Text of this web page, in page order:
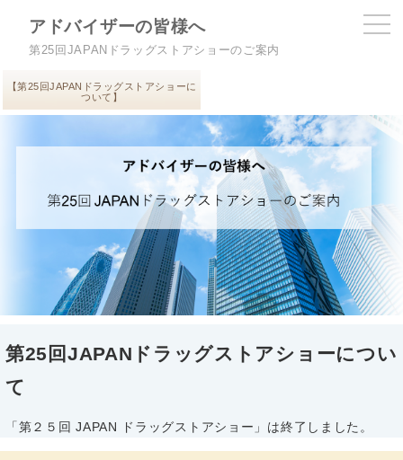
アドバイザーの皆様へ
第25回JAPANドラッグストアショーのご案内
【第25回JAPANドラッグストアショーに
ついて】
第25回JAPANドラッグストアショーについ
て
「第２５回 JAPAN ドラッグストアショー」は終了しました。